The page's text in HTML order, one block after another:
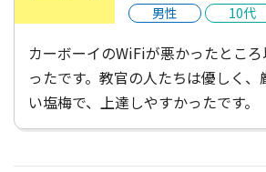
男性
10代
カーボーイのWiFiが悪かったとこ
ったです。教官の人たちは優しく、
い塩梅で、上達しやすかったです。